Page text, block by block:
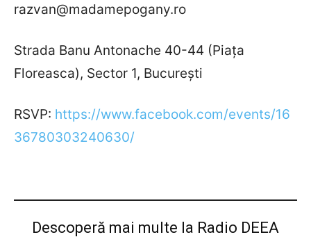
razvan@madamepogany.ro
Strada Banu Antonache 40-44 (Piaţa
Floreasca), Sector 1, Bucureşti
RSVP: https://www.facebook.com/events/16
36780303240630/
Descoperă mai multe la Radio DEEA